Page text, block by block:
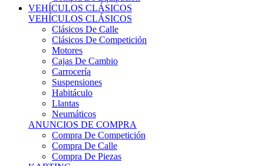
VEHÍCULOS CLÁSICOS
Clásicos De Calle
Clásicos De Competición
Motores
Cajas De Cambio
Carrocería
Suspensiones
Habitáculo
Llantas
Neumáticos
ANUNCIOS DE COMPRA
Compra De Competición
Compra De Calle
Compra De Piezas
KARTING
KARTING